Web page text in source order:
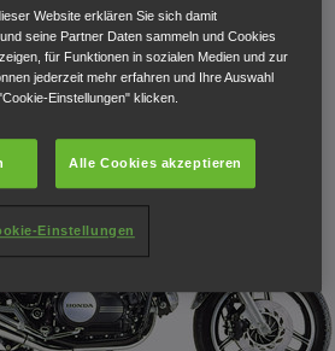
über Reifenfreigaben
Website erklären Sie sich damit
seine Partner Daten sammeln und Cookies
für Funktionen in sozialen Medien und zur
jederzeit mehr erfahren und Ihre Auswahl
Einstellungen" klicken.
Alle Cookies akzeptieren
Einstellungen